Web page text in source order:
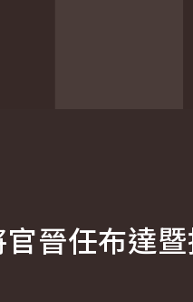
晉任布達